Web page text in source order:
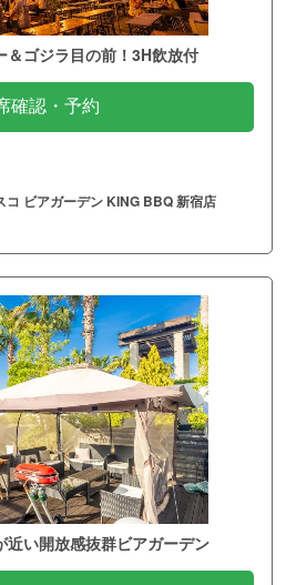
＆ゴジラ目の前！3H飲放付
確認・予約
コ ビアガーデン KING BBQ 新宿店
い開放感抜群ビアガーデン